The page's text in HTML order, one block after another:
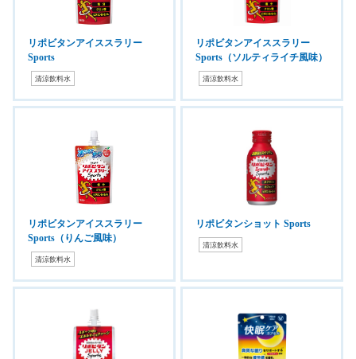
リポビタンアイススラリー
Sports
清涼飲料水
リポビタンアイススラリー
Sports（ソルティライチ風味）
清涼飲料水
リポビタンアイススラリー
Sports（りんご風味）
清涼飲料水
リポビタンショット Sports
清涼飲料水